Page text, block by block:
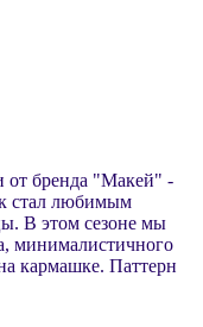
от бренда "Макей" -
стал любимым
В этом сезоне мы
минималистичного
кармашке. Паттерн